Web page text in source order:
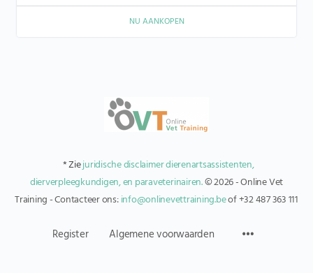
NU AANKOPEN
* Ziejuridische disclaimer dierenartsassistenten,
dierverpleegkundigen, en paraveterinairen.© 2026 - Online Vet
Training - Contacteer ons:info@onlinevettraining.beof +32 487 363 111
Register Algemene voorwaarden